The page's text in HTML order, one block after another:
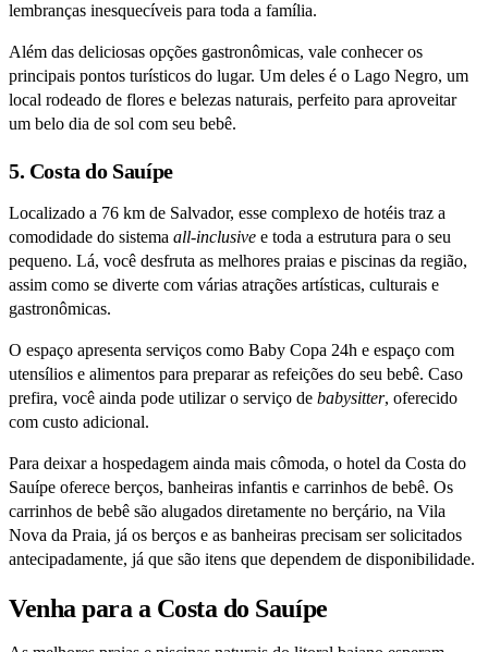
lembranças inesquecíveis para toda a família.
Além das deliciosas opções gastronômicas, vale conhecer os
principais pontos turísticos do lugar. Um deles é o Lago Negro, um
local rodeado de flores e belezas naturais, perfeito para aproveitar
um belo dia de sol com seu bebê.
5. Costa do Sauípe
Localizado a 76 km de Salvador, esse complexo de hotéis traz a
comodidade do sistema all-inclusive e toda a estrutura para o seu
pequeno. Lá, você desfruta as melhores praias e piscinas da região,
assim como se diverte com várias atrações artísticas, culturais e
gastronômicas.
O espaço apresenta serviços como Baby Copa 24h e espaço com
utensílios e alimentos para preparar as refeições do seu bebê. Caso
prefira, você ainda pode utilizar o serviço de babysitter, oferecido
com custo adicional.
Para deixar a hospedagem ainda mais cômoda, o hotel da Costa do
Sauípe oferece berços, banheiras infantis e carrinhos de bebê. Os
carrinhos de bebê são alugados diretamente no berçário, na Vila
Nova da Praia, já os berços e as banheiras precisam ser solicitados
antecipadamente, já que são itens que dependem de disponibilidade.
Venha para a Costa do Sauípe